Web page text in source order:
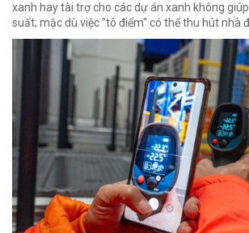
xanh hay tài trợ cho các dự án xanh không
suất; mặc dù việc "tô điểm" có thể thu hút nhà